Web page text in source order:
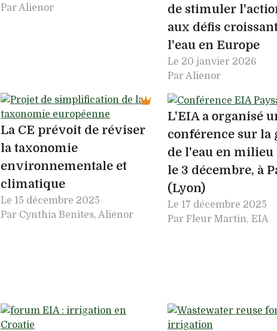
Par Alienor
de stimuler
aux défis
l'eau en Europe
Le 20 janvier 2026
Par Alienor
La CE prévoit de réviser
la taxonomie
environnementale et
climatique
Le 15 décembre 2025
Par Cynthia Benites, Alienor
L'EIA a organisé
conférence sur la
de l'eau en
le 3 décembre, à
(Lyon)
Le 17 décembre 2025
Par Fleur Martin, EIA